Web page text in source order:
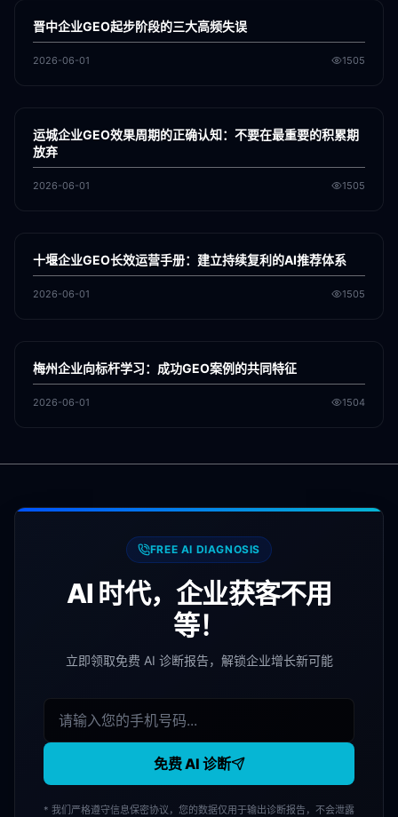
GEO
晋中企业GEO起步阶段的三大高频失误
2026-06-01 1505
GEO
运城企业GEO效果周期的正确认知：不要在最重要的积累期
放弃
2026-06-01 1505
GEO
十堰企业GEO长效运营手册：建立持续复利的AI推荐体系
2026-06-01 1505
GEO
梅州企业向标杆学习：成功GEO案例的共同特征
2026-06-01 1504
FREE AI DIAGNOSIS
AI 时代，企业获客不用
等！
立即领取免费 AI 诊断报告，解锁企业增长新可能
免费 AI 诊断
* 我们严格遵守信息保密协议，您的数据仅用于输出诊断报告，不会泄露